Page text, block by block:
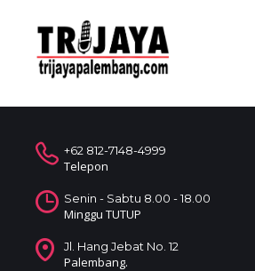
+62 812-7148-4999
Telepon
Senin - Sabtu 8.00 - 18.00
Minggu TUTUP
Jl. Hang Jebat No. 12
Palembang.